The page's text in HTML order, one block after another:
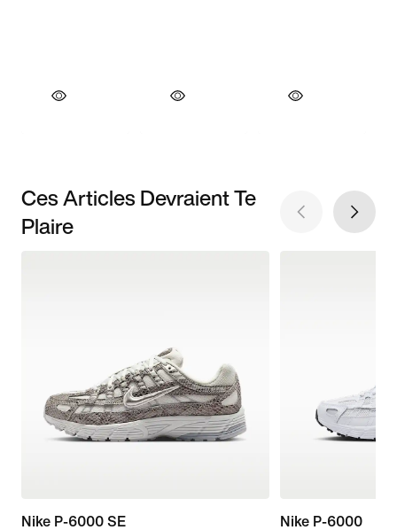
Ces Articles Devraient Te
Plaire
Nike P-6000 SE
Nike P-6000